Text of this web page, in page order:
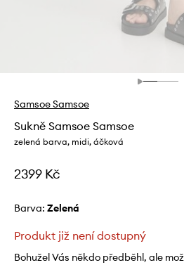
Samsoe Samsoe
Sukně Samsoe Samsoe
zelená barva, midi, áčková
2399 Kč
Barva: zelená
Produkt již není dostupný
Bohužel Vás někdo předběhl, ale